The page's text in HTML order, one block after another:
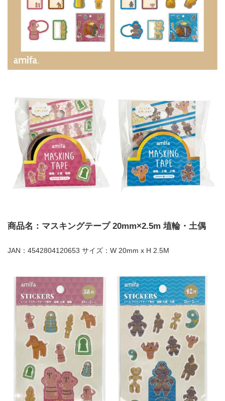
商品名：マスキングテープ 20mm×2.5m 埴輪・土偶
JAN：4542804120653 サイズ：W 20mm x H 2.5M